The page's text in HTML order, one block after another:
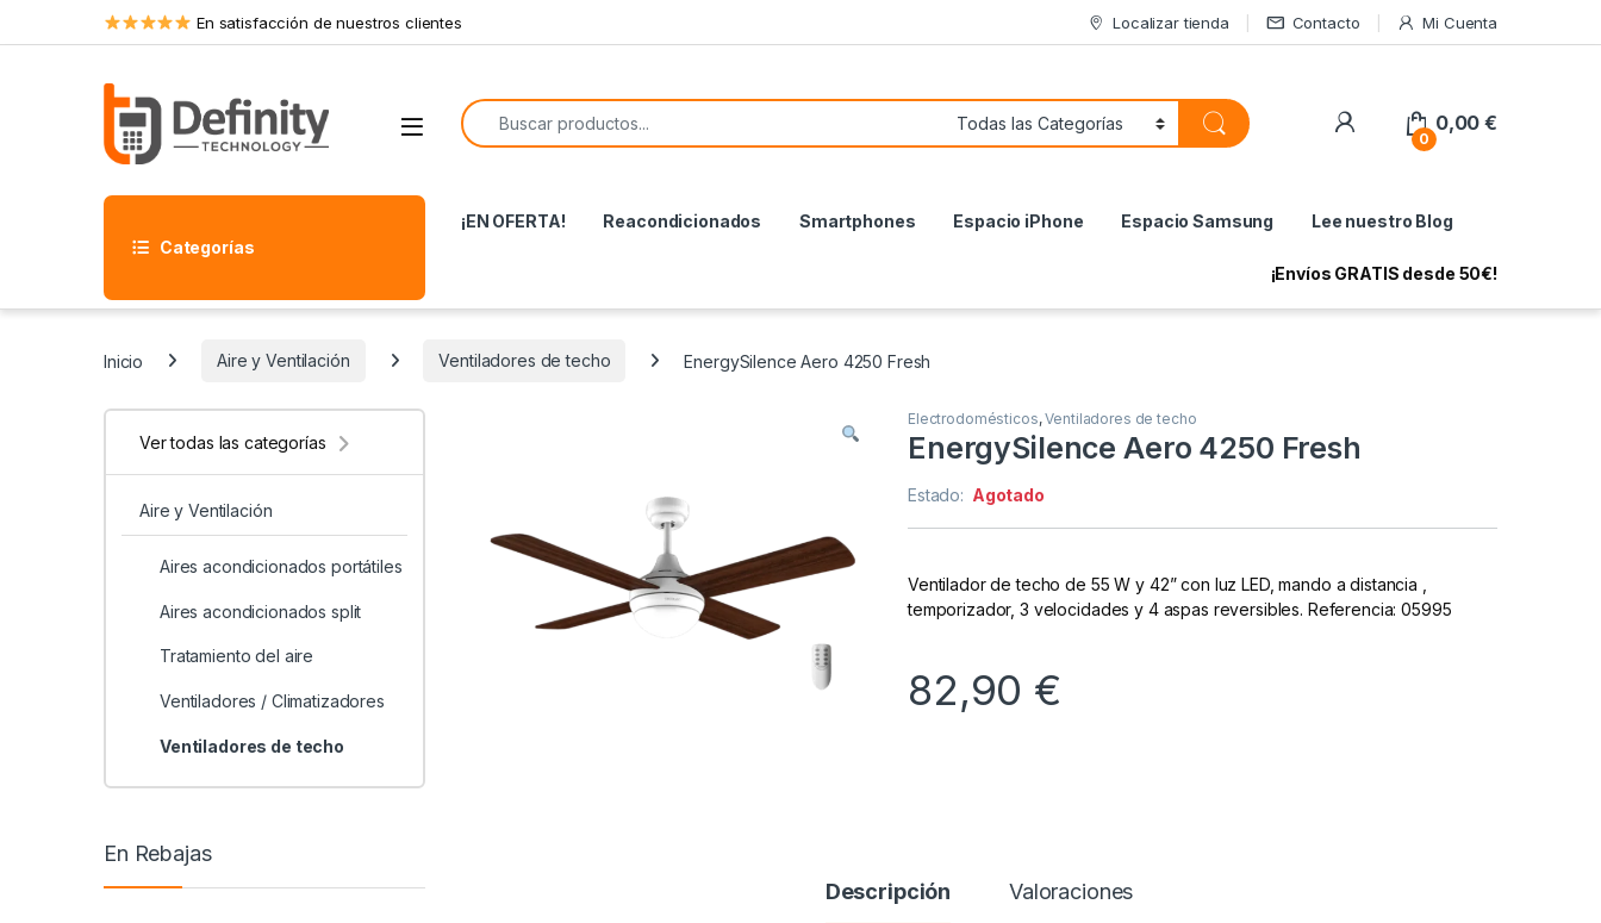
Skip to navigation
Skip to content En satisfacción de nuestros clientes Localizar tienda Contacto Mi Cuenta
Open
Search for:
My Account
0
0,00€
Categorías
¡EN OFERTA! Reacondicionados Smartphones Espacio iPhone Espacio Samsung Lee nuestro Blog
¡Envíos GRATIS desde 50€!
Inicio Aire y Ventilación Ventiladores de techo EnergySilence Aero 4250 Fresh
Electrodomésticos,Ventiladores de techo
EnergySilence Aero 4250 Fresh
Estado: Agotado
Ventilador de techo de 55 W y 42” con luz LED, mando a distancia ,
temporizador, 3 velocidades y 4 aspas reversibles. Referencia: 05995
82,90 €
Descripción Valoraciones
Ver todas las categorías
Aire y Ventilación
Aires acondicionados portátiles
Aires acondicionados split
Tratamiento del aire
Ventiladores / Climatizadores
Ventiladores de techo
En Rebajas